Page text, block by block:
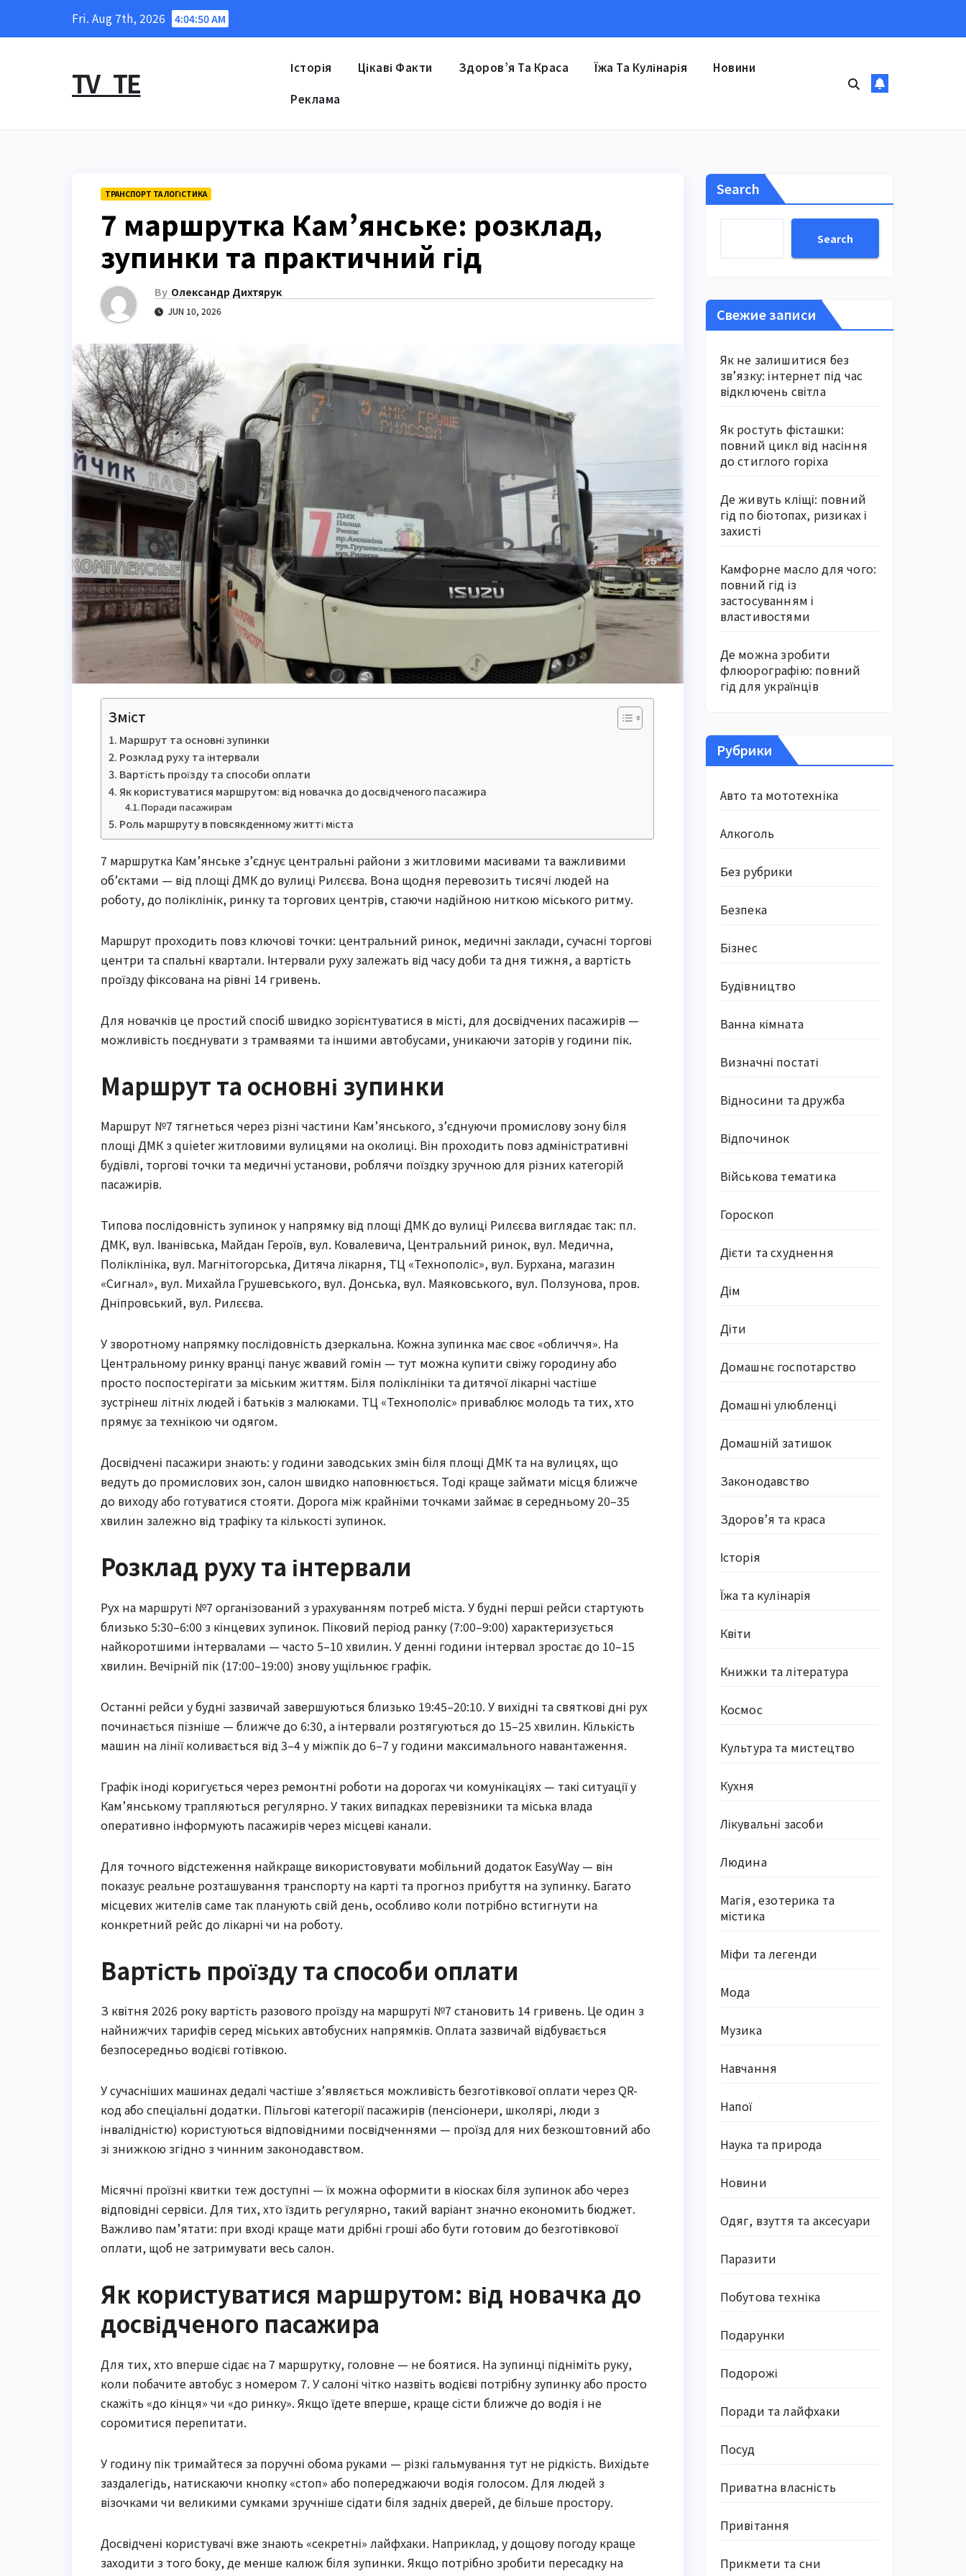
Fri. Aug 7th, 2026 4:04:51 AM
TV_TE Історія Цікаві Факти Здоров’я Та Краса Їжа Та Кулінарія Новини
Реклама
ТРАНСПОРТ ТА ЛОГІСТИКА
7 маршрутка Кам’янське: розклад,
зупинки та практичний гід
By Олександр Дихтярук
JUN 10, 2026
Зміст
Маршрут та основні зупинки
Розклад руху та інтервали
Вартість проїзду та способи оплати
Як користуватися маршрутом: від новачка до досвідченого пасажира
Поради пасажирам
Роль маршруту в повсякденному житті міста
7 маршрутка Кам’янське з’єднує центральні райони з житловими масивами та важливими
об’єктами — від площі ДМК до вулиці Рилєєва. Вона щодня перевозить тисячі людей на
роботу, до поліклінік, ринку та торгових центрів, стаючи надійною ниткою міського ритму.
Маршрут проходить повз ключові точки: центральний ринок, медичні заклади, сучасні торгові
центри та спальні квартали. Інтервали руху залежать від часу доби та дня тижня, а вартість
проїзду фіксована на рівні 14 гривень.
Для новачків це простий спосіб швидко зорієнтуватися в місті, для досвідчених пасажирів —
можливість поєднувати з трамваями та іншими автобусами, уникаючи заторів у години пік.
Маршрут та основні зупинки
Маршрут №7 тягнеться через різні частини Кам’янського, з’єднуючи промислову зону біля
площі ДМК з quieter житловими вулицями на околиці. Він проходить повз адміністративні
будівлі, торгові точки та медичні установи, роблячи поїздку зручною для різних категорій
пасажирів.
Типова послідовність зупинок у напрямку від площі ДМК до вулиці Рилєєва виглядає так: пл.
ДМК, вул. Іванівська, Майдан Героїв, вул. Ковалевича, Центральний ринок, вул. Медична,
Поліклініка, вул. Магнітогорська, Дитяча лікарня, ТЦ «Технополіс», вул. Бурхана, магазин
«Сигнал», вул. Михайла Грушевського, вул. Донська, вул. Маяковського, вул. Ползунова, пров.
Дніпровський, вул. Рилєєва.
У зворотному напрямку послідовність дзеркальна. Кожна зупинка має своє «обличчя». На
Центральному ринку вранці панує жвавий гомін — тут можна купити свіжу городину або
просто поспостерігати за міським життям. Біля поліклініки та дитячої лікарні частіше
зустрінеш літніх людей і батьків з малюками. ТЦ «Технополіс» приваблює молодь та тих, хто
прямує за технікою чи одягом.
Досвідчені пасажири знають: у години заводських змін біля площі ДМК та на вулицях, що
ведуть до промислових зон, салон швидко наповнюється. Тоді краще займати місця ближче
до виходу або готуватися стояти. Дорога між крайніми точками займає в середньому 20–35
хвилин залежно від трафіку та кількості зупинок.
Розклад руху та інтервали
Рух на маршруті №7 організований з урахуванням потреб міста. У будні перші рейси стартують
близько 5:30–6:00 з кінцевих зупинок. Піковий період ранку (7:00–9:00) характеризується
найкоротшими інтервалами — часто 5–10 хвилин. У денні години інтервал зростає до 10–15
хвилин. Вечірній пік (17:00–19:00) знову ущільнює графік.
Останні рейси у будні зазвичай завершуються близько 19:45–20:10. У вихідні та святкові дні рух
починається пізніше — ближче до 6:30, а інтервали розтягуються до 15–25 хвилин. Кількість
машин на лінії коливається від 3–4 у міжпік до 6–7 у години максимального навантаження.
Графік іноді коригується через ремонтні роботи на дорогах чи комунікаціях — такі ситуації у
Кам’янському трапляються регулярно. У таких випадках перевізники та міська влада
оперативно інформують пасажирів через місцеві канали.
Для точного відстеження найкраще використовувати мобільний додаток EasyWay — він
показує реальне розташування транспорту на карті та прогноз прибуття на зупинку. Багато
місцевих жителів саме так планують свій день, особливо коли потрібно встигнути на
конкретний рейс до лікарні чи на роботу.
Вартість проїзду та способи оплати
З квітня 2026 року вартість разового проїзду на маршруті №7 становить 14 гривень. Це один з
найнижчих тарифів серед міських автобусних напрямків. Оплата зазвичай відбувається
безпосередньо водієві готівкою.
У сучасніших машинах дедалі частіше з’являється можливість безготівкової оплати через QR-
код або спеціальні додатки. Пільгові категорії пасажирів (пенсіонери, школярі, люди з
інвалідністю) користуються відповідними посвідченнями — проїзд для них безкоштовний або
зі знижкою згідно з чинним законодавством.
Місячні проїзні квитки теж доступні — їх можна оформити в кіосках біля зупинок або через
відповідні сервіси. Для тих, хто їздить регулярно, такий варіант значно економить бюджет.
Важливо пам’ятати: при вході краще мати дрібні гроші або бути готовим до безготівкової
оплати, щоб не затримувати весь салон.
Як користуватися маршрутом: від новачка до
досвідченого пасажира
Для тих, хто вперше сідає на 7 маршрутку, головне — не боятися. На зупинці підніміть руку,
коли побачите автобус з номером 7. У салоні чітко назвіть водієві потрібну зупинку або просто
скажіть «до кінця» чи «до ринку». Якщо їдете вперше, краще сісти ближче до водія і не
соромитися перепитати.
У годину пік тримайтеся за поручні обома руками — різкі гальмування тут не рідкість. Вихідьте
заздалегідь, натискаючи кнопку «стоп» або попереджаючи водія голосом. Для людей з
візочками чи великими сумками зручніше сідати біля задніх дверей, де більше простору.
Досвідчені користувачі вже знають «секретні» лайфхаки. Наприклад, у дощову погоду краще
заходити з того боку, де менше калюж біля зупинки. Якщо потрібно зробити пересадку на
Search
Search
Свежие записи
Як не залишитися без
зв’язку: інтернет під час
відключень світла
Як ростуть фісташки:
повний цикл від насіння
до стиглого горіха
Де живуть кліщі: повний
гід по біотопах, ризиках і
захисті
Камфорне масло для чого:
повний гід із
застосуванням і
властивостями
Де можна зробити
флюорографію: повний
гід для українців
Рубрики
Авто та мототехніка
Алкоголь
Без рубрики
Безпека
Бізнес
Будівництво
Ванна кімната
Визначні постаті
Відносини та дружба
Відпочинок
Військова тематика
Гороскоп
Дієти та схуднення
Дім
Діти
Домашнє госпотарство
Домашні улюбленці
Домашній затишок
Законодавство
Здоров’я та краса
Історія
Їжа та кулінарія
Квіти
Книжки та література
Космос
Культура та мистецтво
Кухня
Лікувальні засоби
Людина
Магія, езотерика та
містика
Міфи та легенди
Мода
Музика
Навчання
Напої
Наука та природа
Новини
Одяг, взуття та аксесуари
Паразити
Побутова техніка
Подарунки
Подорожі
Поради та лайфхаки
Посуд
Приватна власність
Привітання
Прикмети та сни